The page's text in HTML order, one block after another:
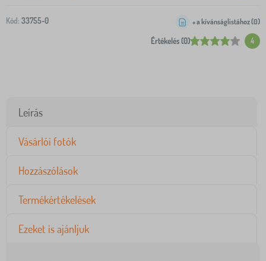
Kód: 33755-0
Értékelés (0) 4
+ a kívánságlistához (0)
Leírás
Vásárlói fotók
Hozzászólások
Termékértékelések
Ezeket is ajánljuk